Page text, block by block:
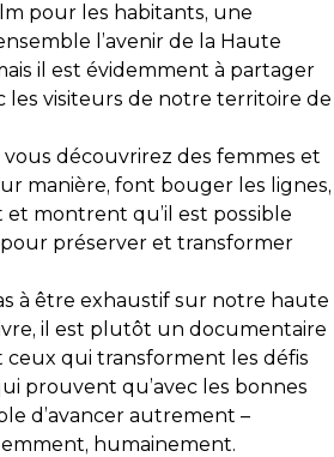
pour les habitants, une
l’avenir de la Haute
il est évidemment à partager
les visiteurs de notre territoire de
vous découvrirez des femmes et
manière, font bouger les lignes,
et montrent qu’il est possible
préserver et transformer
à être exhaustif sur notre haute
il est plutôt un documentaire
ceux qui transforment les défis
prouvent qu’avec les bonnes
d’avancer autrement –
humainement.